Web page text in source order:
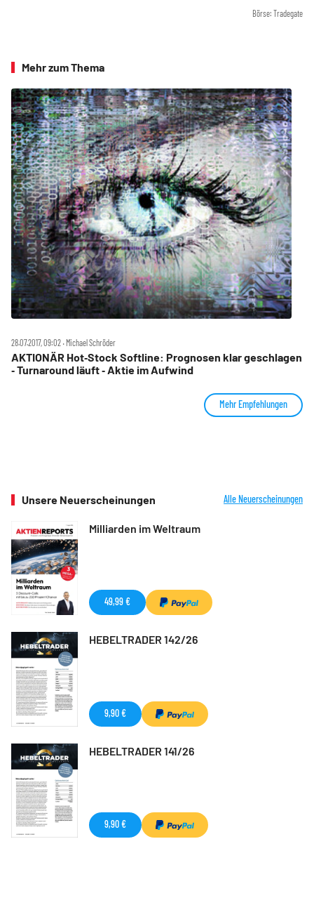
Börse: Tradegate
Mehr zum Thema
28.07.2017, 09:02 ‧ Michael Schröder
AKTIONÄR Hot‑Stock Softline: Prognosen klar geschlagen
‑ Turnaround läuft ‑ Aktie im Aufwind
Mehr Empfehlungen
Unsere Neuerscheinungen Alle Neuerscheinungen
Milliarden im Weltraum
49,99 €
HEBELTRADER 142/26
9,90 €
HEBELTRADER 141/26
9,90 €